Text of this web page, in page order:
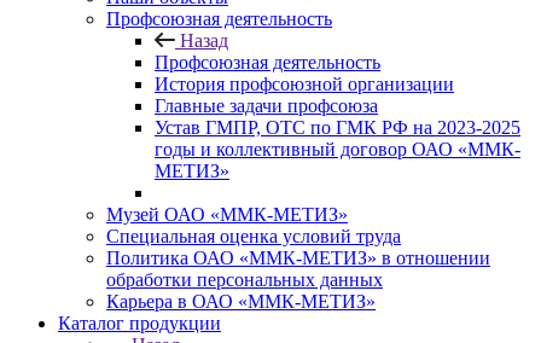
Профсоюзная деятельность
Назад
Профсоюзная деятельность
История профсоюзной организации
Главные задачи профсоюза
Устав ГМПР, ОТС по ГМК РФ на 2023-2025
годы и коллективный договор ОАО «ММК-
МЕТИЗ»
Музей ОАО «ММК-МЕТИЗ»
Специальная оценка условий труда
Политика ОАО «ММК-МЕТИЗ» в отношении
обработки персональных данных
Карьера в ОАО «ММК-МЕТИЗ»
Каталог продукции